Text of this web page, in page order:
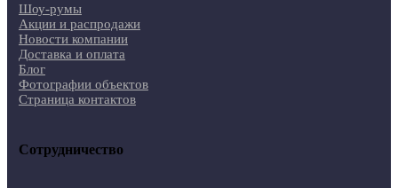
Шоу-румы
Акции и распродажи
Новости компании
Доставка и оплата
Блог
Фотографии объектов
Страница контактов
Сотрудничество